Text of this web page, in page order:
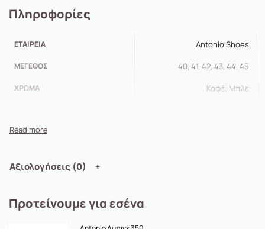
Πληροφορίες
ΕΤΑΙΡΕΊΑ Antonio Shoes
ΜΈΓΕΘΟΣ 40, 41, 42, 43, 44, 45
ΧΡΏΜΑ Καφέ, Μπλε
Αξιολογήσεις (0)
Προτείνουμε για εσένα